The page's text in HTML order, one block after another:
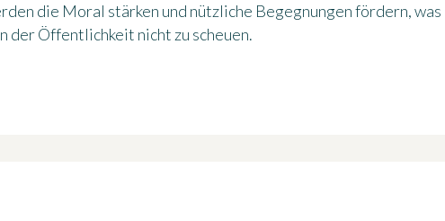
die Moral stärken und nützliche Begegnungen fördern, was
der Öffentlichkeit nicht zu scheuen.